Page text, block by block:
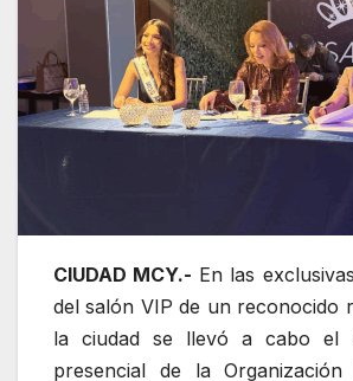
CIUDAD MCY.- En las
del salón VIP de un reconocido
la ciudad se llevó a cabo el
presencial de la